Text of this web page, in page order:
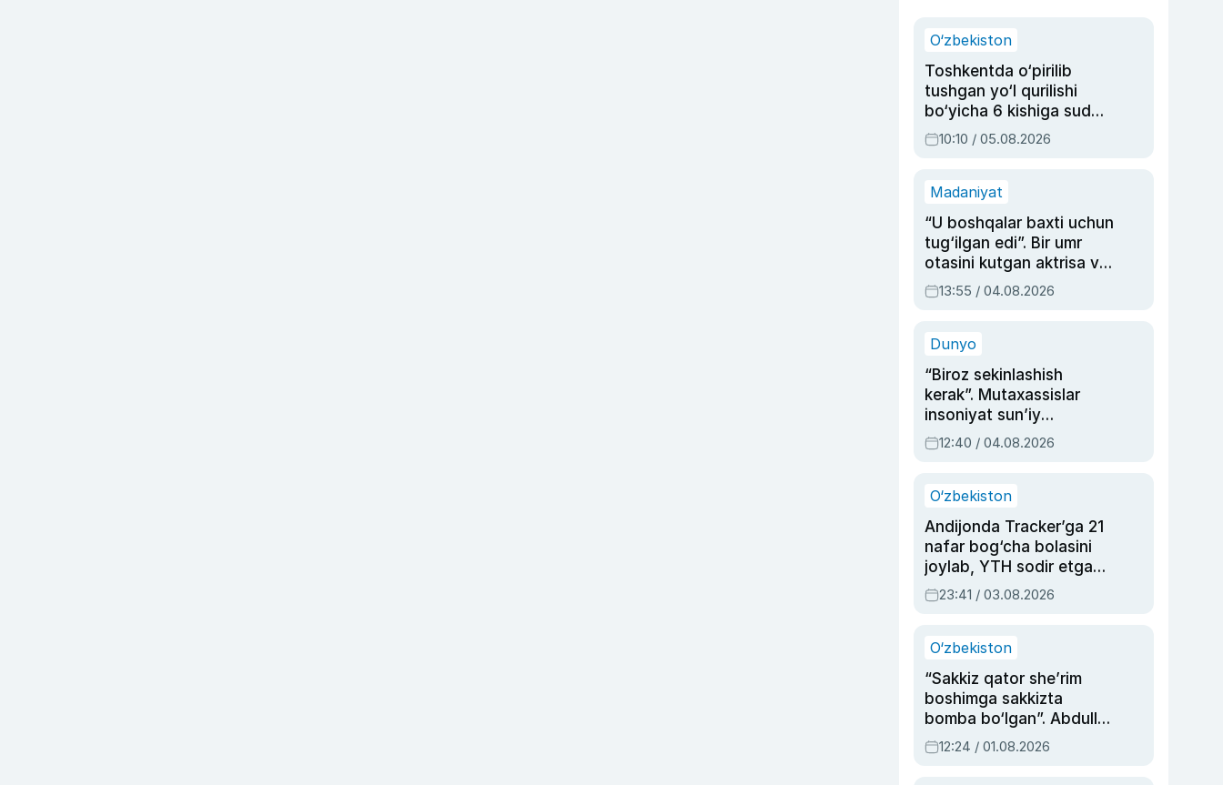
O‘zbekiston
Toshkentda o‘pirilib
tushgan yo‘l qurilishi
bo‘yicha 6 kishiga sud
hukmi o‘qildi
10:10 / 05.08.2026
Madaniyat
“U boshqalar baxti uchun
tug‘ilgan edi”. Bir umr
otasini kutgan aktrisa va
dublyaj ustasi Rimma
Ahmedovaning
13:55 / 04.08.2026
Dunyo
“Biroz sekinlashish
kerak”. Mutaxassislar
insoniyat sun’iy
intellektni boshqara
olmay qolishidan xavotir
12:40 / 04.08.2026
O‘zbekiston
Andijonda Tracker’ga 21
nafar bog‘cha bolasini
joylab, YTH sodir etgan
ayolga sud hukmi o‘qildi
23:41 / 03.08.2026
O‘zbekiston
“Sakkiz qator she’rim
boshimga sakkizta
bomba bo‘lgan”. Abdulla
Oripovni siyosiy
ayblovlardan asrab
12:24 / 01.08.2026